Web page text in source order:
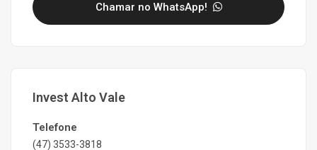
Chamar no WhatsApp!
Invest Alto Vale
Telefone
(47) 3533-3818